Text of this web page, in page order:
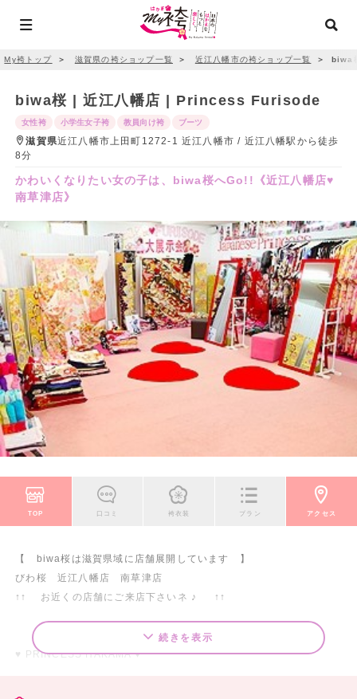
My袴トップ ＞ 滋賀県の袴ショップ一覧 ＞ 近江八幡市の袴ショップ一覧 ＞ biwa
biwa桜 | 近江八幡店 | Princess Furisode
女性袴 小学生女子袴 教員向け袴 ブーツ
滋賀県近江八幡市上田町1272-1 近江八幡市 / 近江八幡駅から徒歩
8分
かわいくなりたい女の子は、biwa桜へGo!!《近江八幡店♥
南草津店》
TOP 口コミ 袴衣装 プラン アクセス
【 biwa桜は滋賀県域に店舗展開しています 】
びわ桜 近江八幡店 南草津店
↑↑ お近くの店舗にご来店下さいネ ♪ ↑↑
♥ PRINCESS HAKAMA ♥
続きを表示